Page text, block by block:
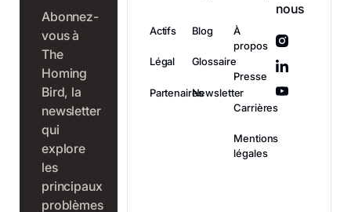
Abonnez-
vous à
The
Homing
Bird, la
newsletter
qui
explore
les
principaux
problèmes
Actifs
Légal
Partenaires
Blog
Glossaire
Newsletter
À
propos
Presse
Carrières
Mentions
légales
nous